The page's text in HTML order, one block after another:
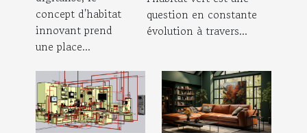
concept d'habitat
innovant prend
une place...
question en constante
évolution à travers...